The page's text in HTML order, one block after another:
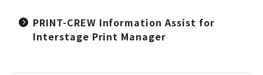
PRINT-CREW Information Assist for
Interstage Print Manager